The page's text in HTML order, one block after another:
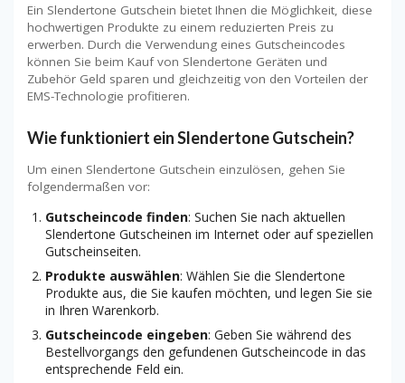
Ein Slendertone Gutschein bietet Ihnen die Möglichkeit, diese
hochwertigen Produkte zu einem reduzierten Preis zu
erwerben. Durch die Verwendung eines Gutscheincodes
können Sie beim Kauf von Slendertone Geräten und
Zubehör Geld sparen und gleichzeitig von den Vorteilen der
EMS-Technologie profitieren.
Wie funktioniert ein Slendertone Gutschein?
Um einen Slendertone Gutschein einzulösen, gehen Sie
folgendermaßen vor:
Gutscheincode finden: Suchen Sie nach aktuellen
Slendertone Gutscheinen im Internet oder auf speziellen
Gutscheinseiten.
Produkte auswählen: Wählen Sie die Slendertone
Produkte aus, die Sie kaufen möchten, und legen Sie sie
in Ihren Warenkorb.
Gutscheincode eingeben: Geben Sie während des
Bestellvorgangs den gefundenen Gutscheincode in das
entsprechende Feld ein.